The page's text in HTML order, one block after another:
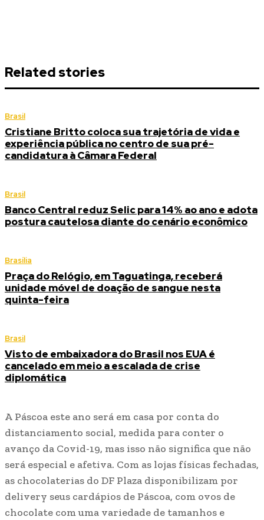
Related stories
Brasil
Cristiane Britto coloca sua trajetória de vida e
experiência pública no centro de sua pré-
candidatura à Câmara Federal
Brasil
Banco Central reduz Selic para 14% ao ano e adota
postura cautelosa diante do cenário econômico
Brasília
Praça do Relógio, em Taguatinga, receberá
unidade móvel de doação de sangue nesta
quinta-feira
Brasil
Visto de embaixadora do Brasil nos EUA é
cancelado em meio a escalada de crise
diplomática
A Páscoa este ano será em casa por conta do
distanciamento social, medida para conter o
avanço da Covid-19, mas isso não significa que não
será especial e afetiva. Com as lojas físicas fechadas,
as chocolaterias do DF Plaza disponibilizam por
delivery seus cardápios de Páscoa, com ovos de
chocolate com uma variedade de tamanhos e